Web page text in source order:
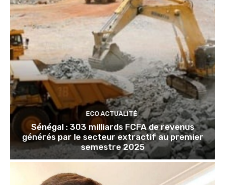
ECO ACTUALITÉ
Sénégal : 303 milliards FCFA de revenus
générés par le secteur extractif au premier
semestre 2025